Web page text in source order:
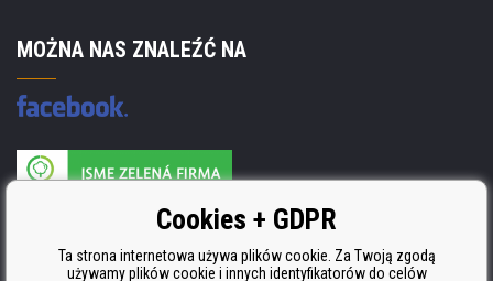
MOŻNA NAS ZNALEŹĆ NA
Producent wkładów posiada certyfikat
ISO 9001, ISO 14001 i STMC.Cookies + GDPR
Ta strona internetowa używa plików cookie. Za Twoją zgodą
używamy plików cookie i innych identyfikatorów do celów